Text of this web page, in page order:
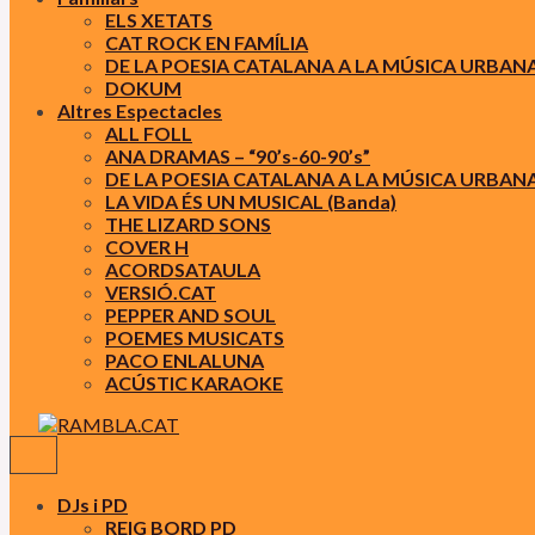
ELS XETATS
CAT ROCK EN FAMÍLIA
DE LA POESIA CATALANA A LA MÚSICA
DOKUM
Altres Espectacles
ALL FOLL
ANA DRAMAS – “90’s-60-90’s”
DE LA POESIA CATALANA A LA MÚSICA
LA VIDA ÉS UN MUSICAL (Banda)
THE LIZARD SONS
COVER H
ACORDSATAULA
VERSIÓ.CAT
PEPPER AND SOUL
POEMES MUSICATS
PACO ENLALUNA
ACÚSTIC KARAOKE
DJs i PD
REIG BORD PD